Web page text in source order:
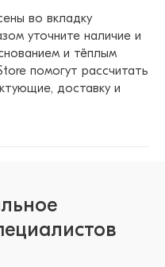
во вкладку
уточните наличие и
и тёплым
помогут рассчитать
доставку и